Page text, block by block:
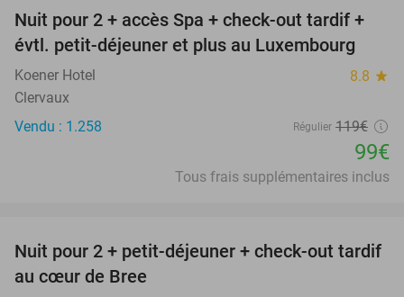
17%
Nuit pour 2 + accès Spa + check-out tardif +
évtl. petit-déjeuner et plus au Luxembourg
Koener Hotel 8.8 star
Clervaux
Vendu : 1.258
Régulier 119€
99€
Tous frais supplémentaires inclus
41%
NEW
TODAY
Nuit pour 2 + petit-déjeuner + check-out tardif
au cœur de Bree